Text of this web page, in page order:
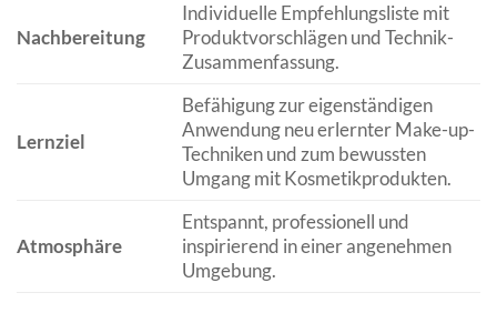
Nachbereitung
Individuelle Empfehlungsliste mit
Produktvorschlägen und Technik-
Zusammenfassung.
Lernziel
Befähigung zur eigenständigen
Anwendung neu erlernter Make-up-
Techniken und zum bewussten
Umgang mit Kosmetikprodukten.
Atmosphäre
Entspannt, professionell und
inspirierend in einer angenehmen
Umgebung.